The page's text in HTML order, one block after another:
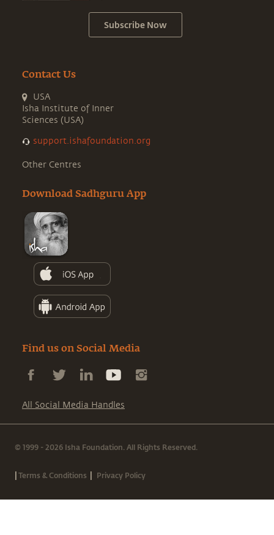
Subscribe Now
Contact Us
USA
Isha Institute of Inner
Sciences (USA)
support.ishafoundation.org
Other Centres
Download Sadhguru App
Find us on Social Media
All Social Media Handles
© 1999 - 2026 Isha Foundation. All Rights Reserved.
|Terms & Conditions | Privacy Policy